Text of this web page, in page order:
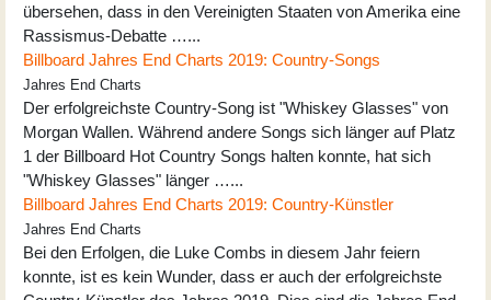
übersehen, dass in den Vereinigten Staaten von Amerika eine
Rassismus-Debatte …...
Billboard Jahres End Charts 2019: Country-Songs
Jahres End Charts
Der erfolgreichste Country-Song ist "Whiskey Glasses" von
Morgan Wallen. Während andere Songs sich länger auf Platz
1 der Billboard Hot Country Songs halten konnte, hat sich
"Whiskey Glasses" länger …...
Billboard Jahres End Charts 2019: Country-Künstler
Jahres End Charts
Bei den Erfolgen, die Luke Combs in diesem Jahr feiern
konnte, ist es kein Wunder, dass er auch der erfolgreichste